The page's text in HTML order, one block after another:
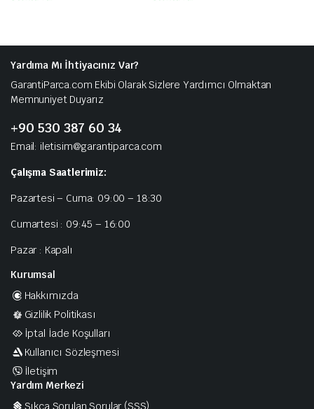
Yardıma Mı İhtiyacınız Var?
GarantiParca.com Ekibi Olarak Sizlere Yardımcı Olmaktan
Memnuniyet Duyarız
+90 530 387 60 34
Email: iletisim@garantiparca.com
Çalışma Saatlerimiz:
Pazartesi – Cuma: 09:00 – 18:30
Cumartesi : 09:45 – 16:00
Pazar : Kapalı
Kurumsal
Hakkımızda
Gizlilik Politikası
İptal İade Koşulları
Kullanıcı Sözleşmesi
İletişim
Yardım Merkezi